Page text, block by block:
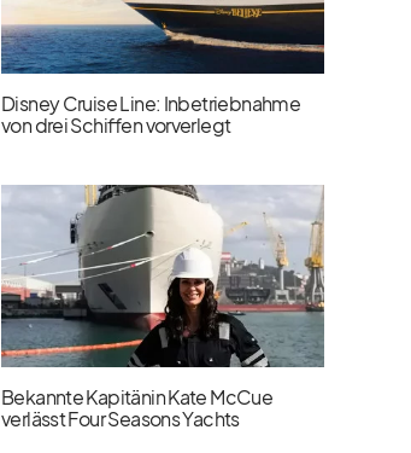
Disney Cruise Line: Inbetriebnahme
von drei Schiffen vorverlegt
Bekannte Kapitänin Kate McCue
verlässt Four Seasons Yachts